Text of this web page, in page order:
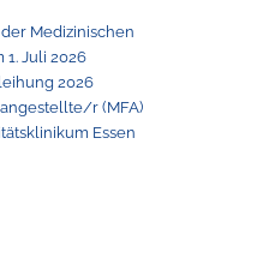
Medizinischen
1. Juli 2026
2026
r (MFA)
Essen